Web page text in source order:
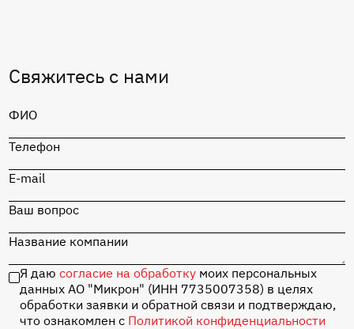
Свяжитесь с нами
ФИО
Телефон
E-mail
Ваш вопрос
Название компании
Я даюсогласие на обработку моих персональных
данных АО "Микрон" (ИНН 7735007358) в целях
обработки заявки и обратной связи и подтверждаю,
что ознакомлен с Политикой конфиденциальности